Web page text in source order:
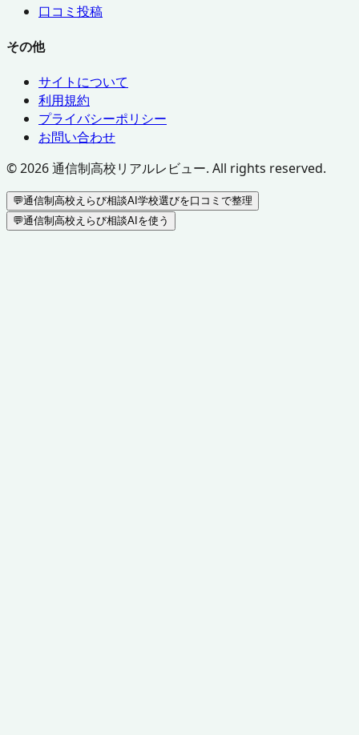
口コミ投稿
その他
サイトについて
利用規約
プライバシーポリシー
お問い合わせ
©2026通信制高校リアルレビュー. All rights reserved.
💬通信制高校えらび相談AI 学校選びを口コミで整理
💬通信制高校えらび相談AIを使う